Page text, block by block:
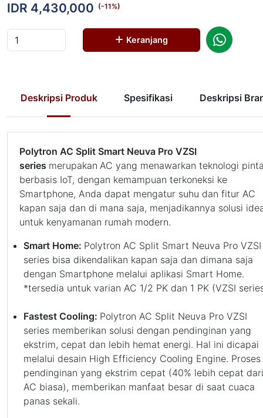
IDR 4,430,000 (-11%)
Keranjang
Deskripsi Produk Spesifikasi Deskripsi
Polytron AC Split Smart Neuva Pro VZSI
series merupakan AC yang menawarkan teknologi
berbasis IoT, dengan kemampuan terkoneksi ke
Smartphone, Anda dapat mengatur suhu dan fitur AC
kapan saja dan di mana saja, menjadikannya solusi
untuk kenyamanan rumah modern.
Smart Home: Polytron AC Split Smart Neuva Pro VZSI
series bisa dikendalikan kapan saja dan dimana saja
dengan Smartphone melalui aplikasi Smart Home.
*tersedia untuk varian AC 1/2 PK dan 1 PK (VZSI
Fastest Cooling: Polytron AC Split Neuva Pro VZSI
series memberikan solusi dengan pendinginan yang
ekstrim, cepat dan lebih hemat energi. Hal ini dicapai
melalui desain High Efficiency Cooling Engine. Proses
pendinginan yang ekstrim cepat (40% lebih cepat dari
AC biasa), memberikan manfaat besar di saat cuaca
panas sekali.